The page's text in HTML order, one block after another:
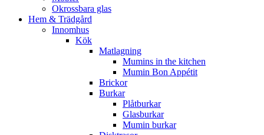
Okrossbara glas
Hem & Trädgård
Innomhus
Kök
Matlagning
Mumins in the kitchen
Mumin Bon Appétit
Brickor
Burkar
Plåtburkar
Glasburkar
Mumin burkar